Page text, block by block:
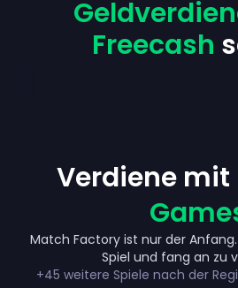
Freecash
Verdiene mit
Match Factory ist nur der
Spiel und fang an zu
Up to 360 €
+45 weitere Spiele nach der